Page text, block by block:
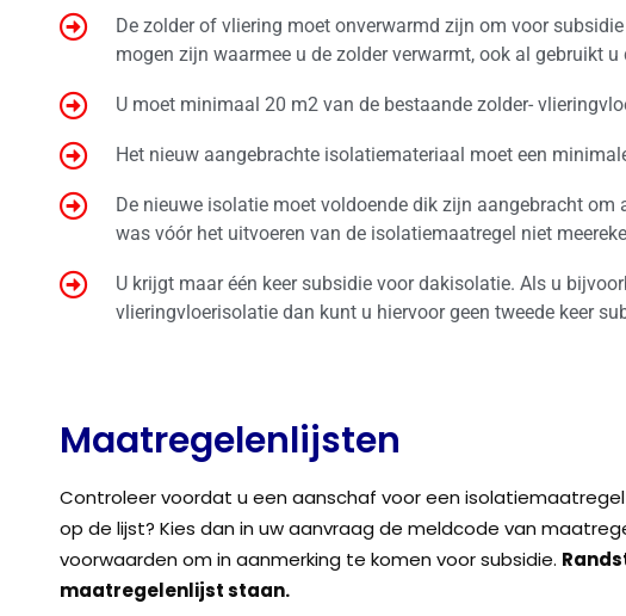
De zolder of vliering moet onverwarmd zijn om voor
mogen zijn waarmee u de zolder verwarmt, ook al gebruikt
U moet minimaal 20 m2 van de bestaande zolder-
Het nieuw aangebrachte isolatiemateriaal moet een
De nieuwe isolatie moet voldoende dik zijn aangebracht
was vóór het uitvoeren van de isolatiemaatregel niet
U krijgt maar één keer subsidie voor dakisolatie. Als u
vlieringvloerisolatie dan kunt u hiervoor geen tweede keer
Maatregelenlijsten
Controleer voordat u een aanschaf voor een
op de lijst? Kies dan in uw aanvraag de meldcode van
voorwaarden om in aanmerking te komen voor subsidie.
maatregelenlijst staan.